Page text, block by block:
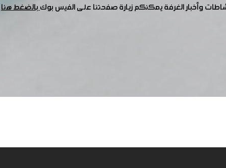
وأخبار الغرفة يمكنكم زيارة صفحتنا على الفيس بوكبالضغط هنا